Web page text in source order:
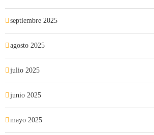
septiembre 2025
agosto 2025
julio 2025
junio 2025
mayo 2025